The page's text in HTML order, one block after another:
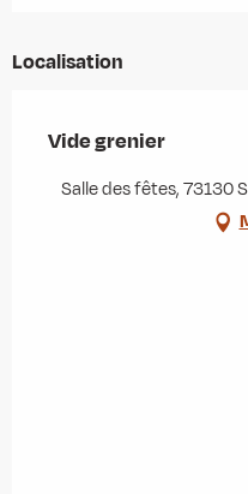
Localisation
Vide grenier
Salle des fêtes, 73130